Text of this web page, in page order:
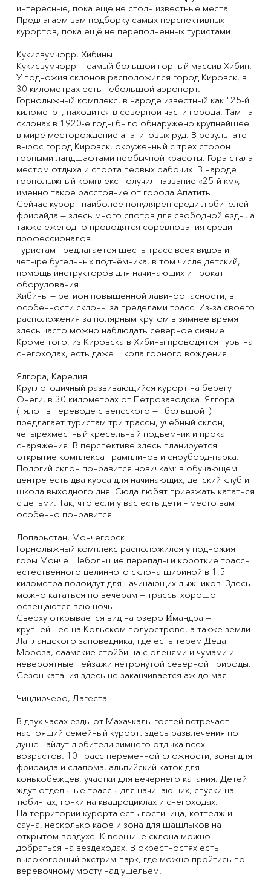
интересные, пока еще не столь известные места.
Предлагаем вам подборку самых перспективных
курортов, пока ещё не переполненных туристами.
Кукисвумчорр, Хибины
Кукисвумчорр — самый большой горный массив Хибин.
У подножия склонов расположился город Кировск, в
30 километрах есть небольшой аэропорт.
Горнолыжный комплекс, в народе известный как "25-й
километр", находится в северной части города. Там на
склонах в 1920-е годы было обнаружено крупнейшее
в мире месторождение апатитовых руд. В результате
вырос город Кировск, окруженный с трех сторон
горными ландшафтами необычной красоты. Гора стала
местом отдыха и спорта первых рабочих. В народе
горнолыжный комплекс получил название «25-й км»,
именно такое расстояние от города Апатиты.
Сейчас курорт наиболее популярен среди любителей
фрирайда — здесь много спотов для свободной езды, а
также ежегодно проводятся соревнования среди
профессионалов.
Туристам предлагается шесть трасс всех видов и
четыре бугельных подъёмника, в том числе детский,
помощь инструкторов для начинающих и прокат
оборудования.
Хибины — регион повышенной лавиноопасности, в
особенности склоны за пределами трасс. Из-за своего
расположения за полярным кругом в зимнее время
здесь часто можно наблюдать северное сияние.
Кроме того, из Кировска в Хибины проводятся туры на
снегоходах, есть даже школа горного вождения.
Ялгора, Карелия
Круглогодичный развивающийся курорт на берегу
Онеги, в 30 километрах от Петрозаводска. Ялгора
("яло" в переводе с вепсского — "большой")
предлагает туристам три трассы, учебный склон,
четырёхместный кресельный подъёмник и прокат
снаряжения. В перспективе здесь планируется
открытие комплекса трамплинов и сноуборд-парка.
Пологий склон понравится новичкам: в обучающем
центре есть два курса для начинающих, детский клуб и
школа выходного дня. Сюда любят приезжать кататься
с детьми. Так, что если у вас есть дети – место вам
особенно понравится.
Лопарьстан, Мончегорск
Горнолыжный комплекс расположился у подножия
горы Монче. Небольшие перепады и короткие трассы
естественного целинного склона шириной в 1,5
километра подойдут для начинающих лыжников. Здесь
можно кататься по вечерам — трассы хорошо
освещаются всю ночь.
Сверху открывается вид на озеро И́мандра —
крупнейшее на Кольском полуострове, а также земли
Лапландского заповедника, где есть терем Деда
Мороза, саамские стойбища с оленями и чумами и
невероятные пейзажи нетронутой северной природы.
Сезон катания здесь не заканчивается аж до мая.
Чиндирчеро, Дагестан
В двух часах езды от Махачкалы гостей встречает
настоящий семейный курорт: здесь развлечения по
душе найдут любители зимнего отдыха всех
возрастов. 10 трасс переменной сложности, зоны для
фрирайда и слалома, альпийский каток для
конькобежцев, участки для вечернего катания. Детей
ждут отдельные трассы для начинающих, спуски на
тюбингах, гонки на квадроциклах и снегоходах.
На территории курорта есть гостиница, коттедж и
сауна, несколько кафе и зона для шашлыков на
открытом воздухе. К вершине склона можно
добраться на вездеходах. В окрестностях есть
высокогорный экстрим-парк, где можно пройтись по
верёвочному мосту над ущельем.